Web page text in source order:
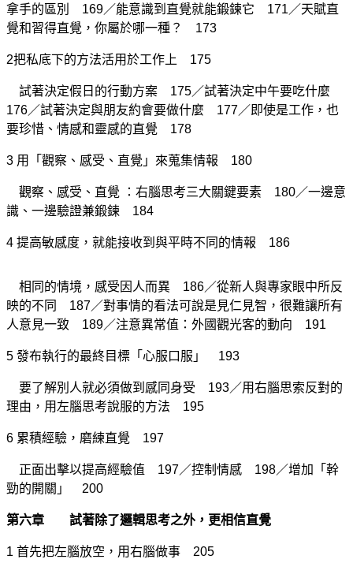
拿手的區別 169／能意識到直覺就能鍛鍊它 171／天賦直
覺和習得直覺，你屬於哪一種？ 173
2把私底下的方法活用於工作上 175
試著決定假日的行動方案 175／試著決定中午要吃什麼
176／試著決定與朋友約會要做什麼 177／即使是工作，也
要珍惜、情感和靈感的直覺 178
3 用「觀察、感受、直覺」來蒐集情報 180
觀察、感受、直覺 ：右腦思考三大關鍵要素 180／一邊意
識、一邊驗證兼鍛鍊 184
4 提高敏感度，就能接收到與平時不同的情報 186
相同的情境，感受因人而異 186／從新人與專家眼中所反
映的不同 187／對事情的看法可說是見仁見智，很難讓所有
人意見一致 189／注意異常值：外國觀光客的動向 191
5 發布執行的最終目標「心服口服」 193
要了解別人就必須做到感同身受 193／用右腦思索反對的
理由，用左腦思考說服的方法 195
6 累積經驗，磨練直覺 197
正面出擊以提高經驗值 197／控制情感 198／增加「幹
勁的開關」 200
第六章 試著除了邏輯思考之外，更相信直覺
1 首先把左腦放空，用右腦做事 205